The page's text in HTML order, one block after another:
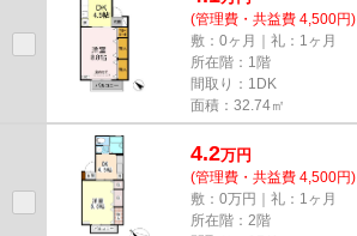
(管理費・共益費 4,500円)
敷：0ヶ月｜礼：1ヶ月
所在階：1階
間取り：1DK
面積：32.74㎡
4.2万円
(管理費・共益費 4,500円)
敷：0万円｜礼：1ヶ月
所在階：2階